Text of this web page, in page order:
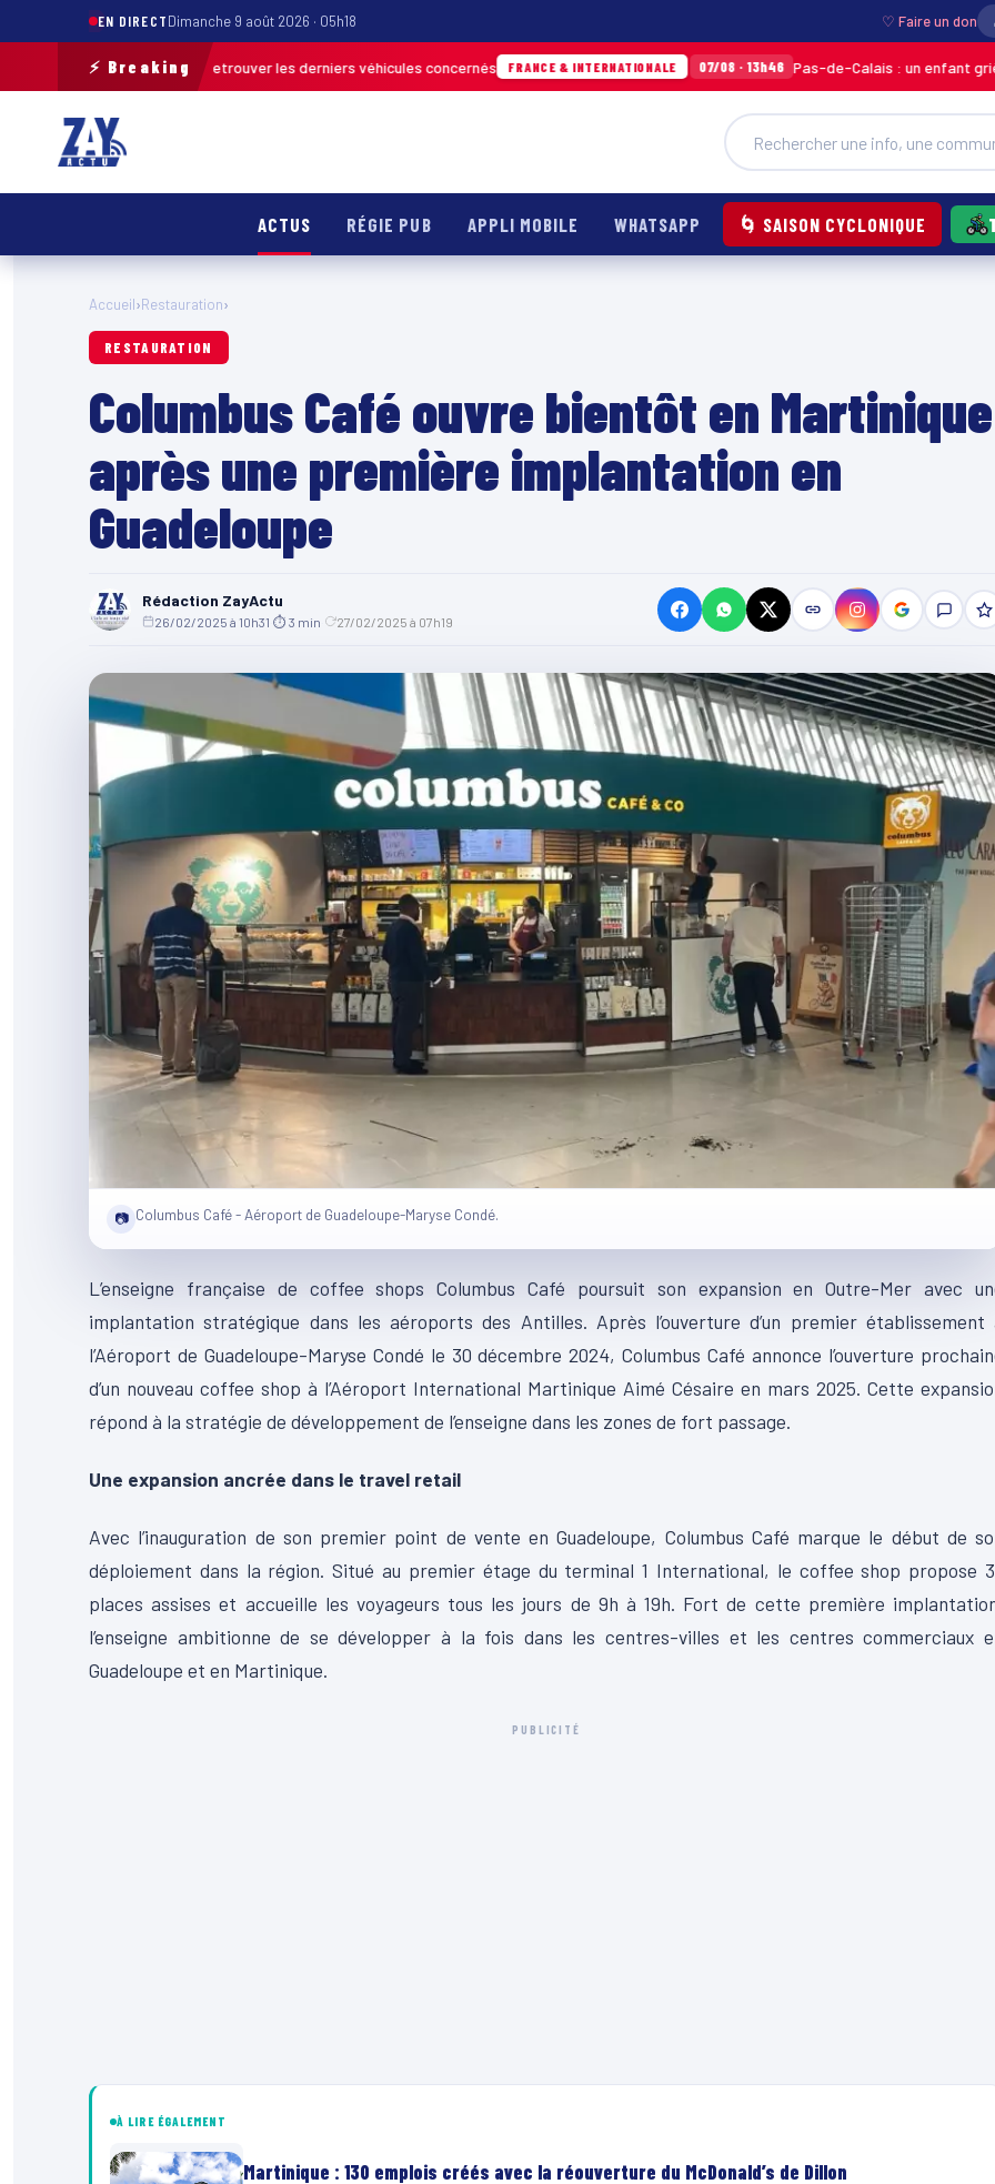
EN DIRECTDimanche 9 août 2026 · 05h18 ♡ Faire un don
⚡ Breaking
de terrain pour retrouver les derniers véhicules concernés FRANCE & INTERNATIONALE 07/08 · 13h46 Pas-de-Calais : un enfant grièvement
ACTUS RÉGIE PUB APPLI MOBILE WHATSAPP 🌀 SAISON CYCLONIQUE
Accueil›Restauration›
RESTAURATION
Columbus Café ouvre bientôt en Martinique
après une première implantation en
Guadeloupe
Rédaction ZayActu
26/02/2025 à 10h31 ⏱ 3 min 27/02/2025 à 07h19
📷 Columbus Café - Aéroport de Guadeloupe-Maryse Condé.
L’enseigne française de coffee shops Columbus Café poursuit son expansion en Outre-Mer avec
implantation stratégique dans les aéroports des Antilles. Après l’ouverture d’un premier établissement
l’Aéroport de Guadeloupe-Maryse Condé le 30 décembre 2024, Columbus Café annonce l’ouverture
d’un nouveau coffee shop à l’Aéroport International Martinique Aimé Césaire en mars 2025. Cette
répond à la stratégie de développement de l’enseigne dans les zones de fort passage.
Une expansion ancrée dans le travel retail
Avec l’inauguration de son premier point de vente en Guadeloupe, Columbus Café marque le début de
déploiement dans la région. Situé au premier étage du terminal 1 International, le coffee shop propose
places assises et accueille les voyageurs tous les jours de 9h à 19h. Fort de cette première
l’enseigne ambitionne de se développer à la fois dans les centres-villes et les centres commerciaux
Guadeloupe et en Martinique.
PUBLICITÉ
À LIRE ÉGALEMENT
Martinique : 130 emplois créés avec la réouverture du McDonald’s de Dillon